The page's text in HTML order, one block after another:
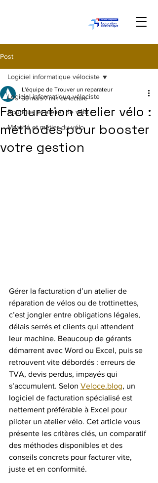
Post
Logiciel informatique vélociste
Boutique et atelier de vélo
Marché et métier du vélo
Logiciel informatique vélociste
Facturation atelier vélo :
méthodes pour booster
votre gestion
L'équipe de Trouver un reparateur
30 mars 7 min de lecture
Gérer la facturation d’un atelier de
réparation de vélos ou de trottinettes,
c’est jongler entre obligations légales,
délais serrés et clients qui attendent
leur machine. Beaucoup de gérants
démarrent avec Word ou Excel, puis se
retrouvent vite débordés : erreurs de
TVA, devis perdus, impayés qui
s’accumulent. Selon Veloce.blog, un
logiciel de facturation spécialisé est
nettement préférable à Excel pour
piloter un atelier vélo. Cet article vous
présente les critères clés, un comparatif
des méthodes disponibles et des
conseils concrets pour facturer vite,
juste et en conformité.